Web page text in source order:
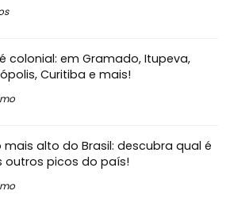
colonial: em Gramado, Itupeva,
Curitiba e mais!
mais alto do Brasil: descubra qual é
outros picos do país!